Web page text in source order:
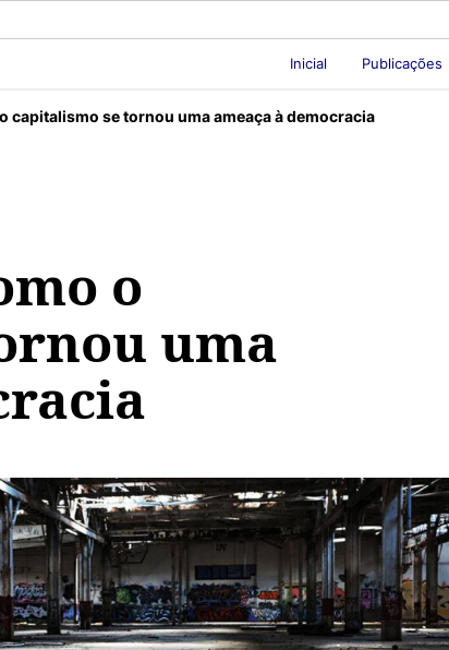
Inicial Publicações
capitalismo se tornou uma ameaça à democracia
o
uma